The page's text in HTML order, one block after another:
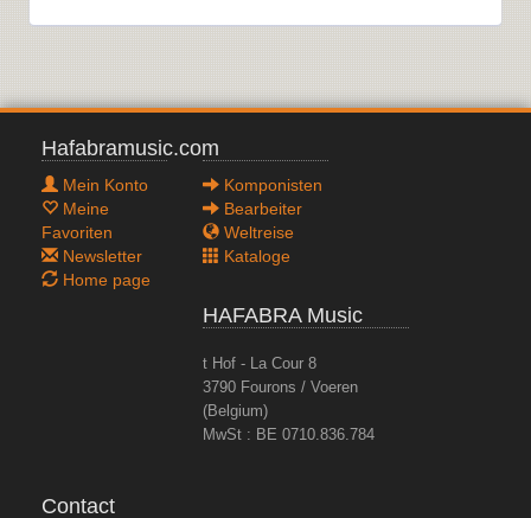
Hafabramusic.com
Mein Konto
Meine
Favoriten
Newsletter
Home page
Komponisten
Bearbeiter
Weltreise
Kataloge
HAFABRA Music
t Hof - La Cour 8
3790 Fourons / Voeren
(Belgium)
MwSt : BE 0710.836.784
Contact